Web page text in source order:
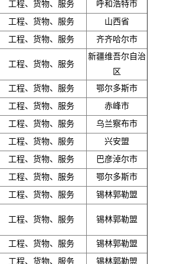
工程、货物、服务
呼和浩特市
工程、货物、服务
山西省
工程、货物、服务 齐齐哈尔市
工程、货物、服务
新疆维吾尔自治
区
工程、货物、服务
鄂尔多斯市
工程、货物、服务
赤峰市
工程、货物、服务
乌兰察布市
工程、货物、服务
兴安盟
工程、货物、服务
巴彦淖尔市
工程、货物、服务
鄂尔多斯市
工程、货物、服务 锡林郭勒盟
工程、货物、服务 锡林郭勒盟
工程、货物、服务
锡林郭勒盟
工程、货物、服务 锡林郭勒盟